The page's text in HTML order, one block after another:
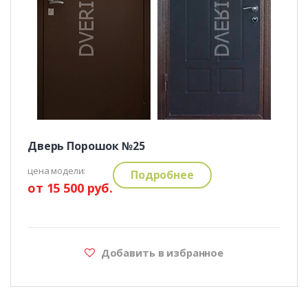
Дверь Порошок №25
цена модели:
от 15 500 руб.
Подробнее
Добавить в избранное